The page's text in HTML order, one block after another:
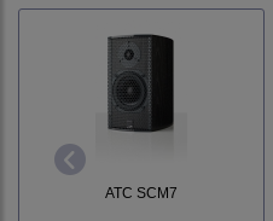
ATC SCM7